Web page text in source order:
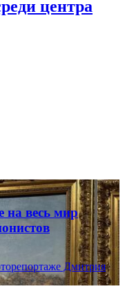
центра
на весь мир
Дмитрия